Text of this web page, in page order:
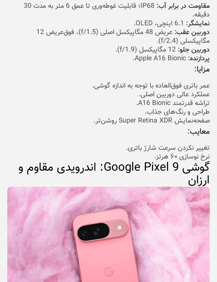
مقاومت در برابر آب:
IP68؛ قابلیت غوطه‌وری تا عمق 6 متر به مدت 30
دقیقه.
نمایشگر:
دوربین عقب:‌
عریض 48 مگاپیکسل اصلی (f/1.5)، فوق‌‌عریض 12
مگاپیکسلی (f/2.4).
دوربین جلو:
پردازنده:
مزایا:
عمر باتری فوق‌العاده با توجه به اندازه گوشی.
عملکرد عالی دوربین اصلی.
تراشه قدرتمند A16 Bionic.
طراحی و رنگ‌های جذاب.
صفحه‌نمایش Super Retina XDR روشن‌تر.
معایب:
تغییر نکردن سرعت شارژ باتری.
نرخ نوسازی ۶۰ هرتز.
گوشی Google Pixel 9: اندرویدی مقاوم و
ارزان